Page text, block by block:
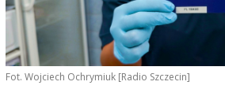
Fot. Wojciech Ochrymiuk [Radio Szczecin]